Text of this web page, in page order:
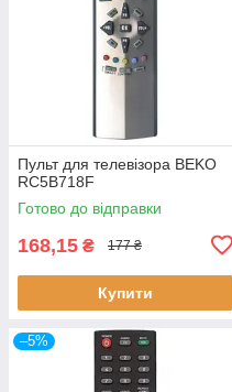
Пульт для телевізора BEKO
RC5B718F
Готово до відправки
168,15 ₴ 177 ₴
Купити
–5%